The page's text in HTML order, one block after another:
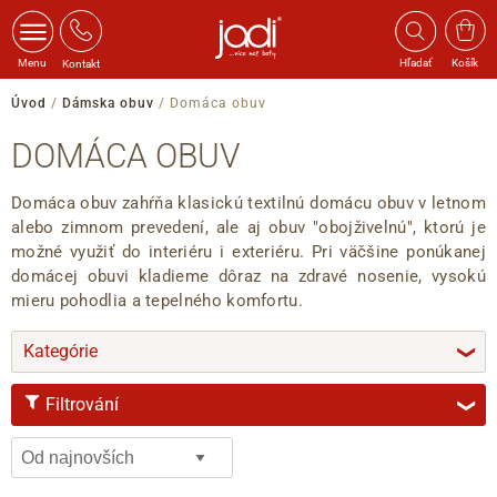
Menu Kontakt Hľadať Košík
Úvod / Dámska obuv / Domáca obuv
DOMÁCA OBUV
Domáca obuv zahŕňa klasickú textilnú domácu obuv v letnom
alebo zimnom prevedení, ale aj obuv "obojživelnú", ktorú je
možné využiť do interiéru i exteriéru. Pri väčšine ponúkanej
domácej obuvi kladieme dôraz na zdravé nosenie, vysokú
mieru pohodlia a tepelného komfortu.
Kategórie ❯
Filtrování ❯
VELIKOST